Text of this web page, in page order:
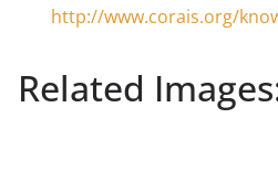
http://www.corais.org/
Related